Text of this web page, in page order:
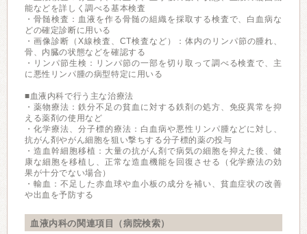
能などを詳しく調べる基本検査
・骨髄検査：血液を作る骨髄の組織を採取する検査で、白血病な
どの確定診断に用いる
・画像診断（X線検査、CT検査など）：体内のリンパ節の腫れ、
骨、内臓の状態などを確認する
・リンパ節生検：リンパ節の一部を切り取って調べる検査で、主
に悪性リンパ腫の病型特定に用いる
■血液内科で行う主な治療法
・薬物療法：鉄分不足の貧血に対する鉄剤の処方、免疫異常を抑
える薬剤の使用など
・化学療法、分子標的療法：白血病や悪性リンパ腫などに対し、
抗がん剤やがん細胞を狙い撃ちする分子標的薬の投与
・造血幹細胞移植：大量の抗がん剤で病気の細胞を抑えた後、健
康な細胞を移植し、正常な造血機能を回復させる（化学療法の効
果が十分でない場合）
・輸血：不足した赤血球や血小板の成分を補い、貧血症状の改善
や出血を予防する
血液内科の関連項目（病院検索）